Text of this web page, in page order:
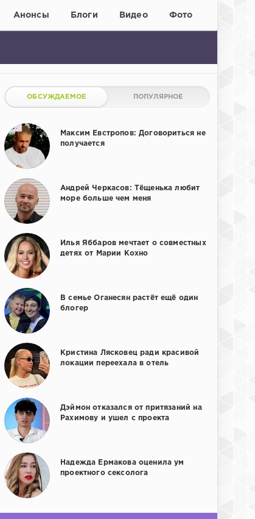
Анонсы Блоги Видео Фото
ОБСУЖДАЕМОЕ ПОПУЛЯРНОЕ
Максим Евстропов: Договориться не
получается
Андрей Черкасов: Тёщенька любит
море больше чем меня
Илья Яббаров мечтает о совместных
детях от Марии Кохно
В семье Оганесян растёт ещё один
блогер
Кристина Лясковец ради красивой
локации переехала в отель
Дэймон отказался от притязаний на
Рахимову и ушел с проекта
Надежда Ермакова оценила ум
проектного сексолога